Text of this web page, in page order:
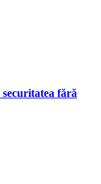
fără